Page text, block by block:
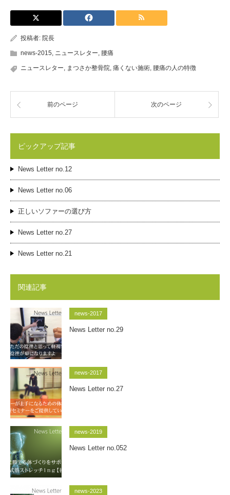
投稿者: 院長
news-2015, ニュースレター, 腰痛
ニュースレター, まつさか整骨院, 痛くない施術, 腰痛の人の特徴
前のページ 次のページ
ピックアップ記事
News Letter no.12
News Letter no.06
正しいソファーの選び方
News Letter no.27
News Letter no.21
関連記事
news-2017
News Letter no.29
news-2017
News Letter no.27
news-2019
News Letter no.052
news-2023